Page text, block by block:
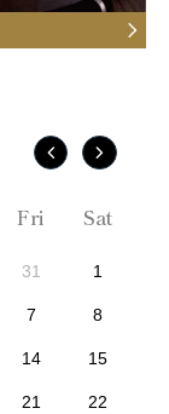
Fri Sat
31 1
7 8
14 15
21 22